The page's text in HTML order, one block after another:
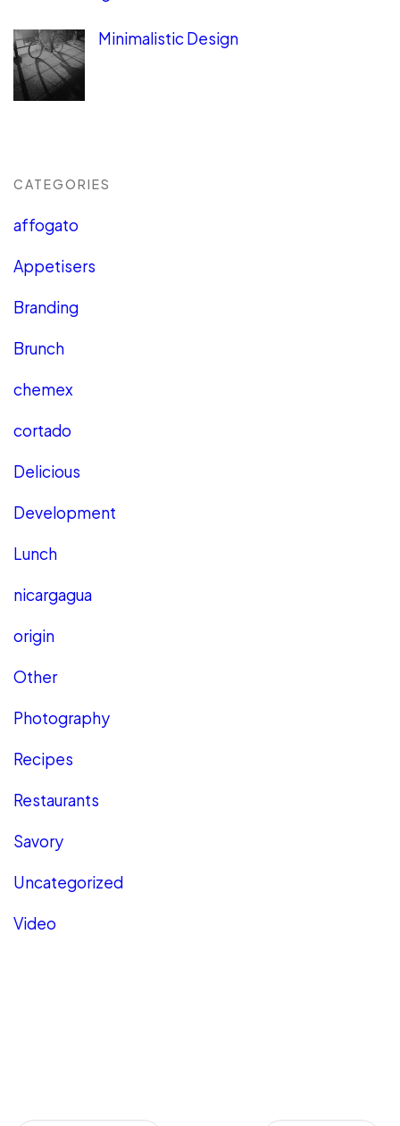
Minimalistic Design
CATEGORIES
affogato
Appetisers
Branding
Brunch
chemex
cortado
Delicious
Development
Lunch
nicargagua
origin
Other
Photography
Recipes
Restaurants
Savory
Uncategorized
Video